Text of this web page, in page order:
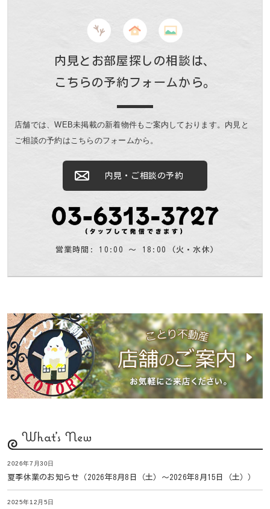
内見とお部屋探しの相談は、
こちらの予約フォームから。
店舗では、WEB未掲載の新着物件もご案内しております。 内見と
ご相談の予約はこちらのフォームから。
内見・ご相談の予約
営業時間: 10:00 〜 18:00 (火・水休)
What's New
2026年7月30日
夏季休業のお知らせ（2026年8月8日（土）〜2026年8月15日（土））
2025年12月5日